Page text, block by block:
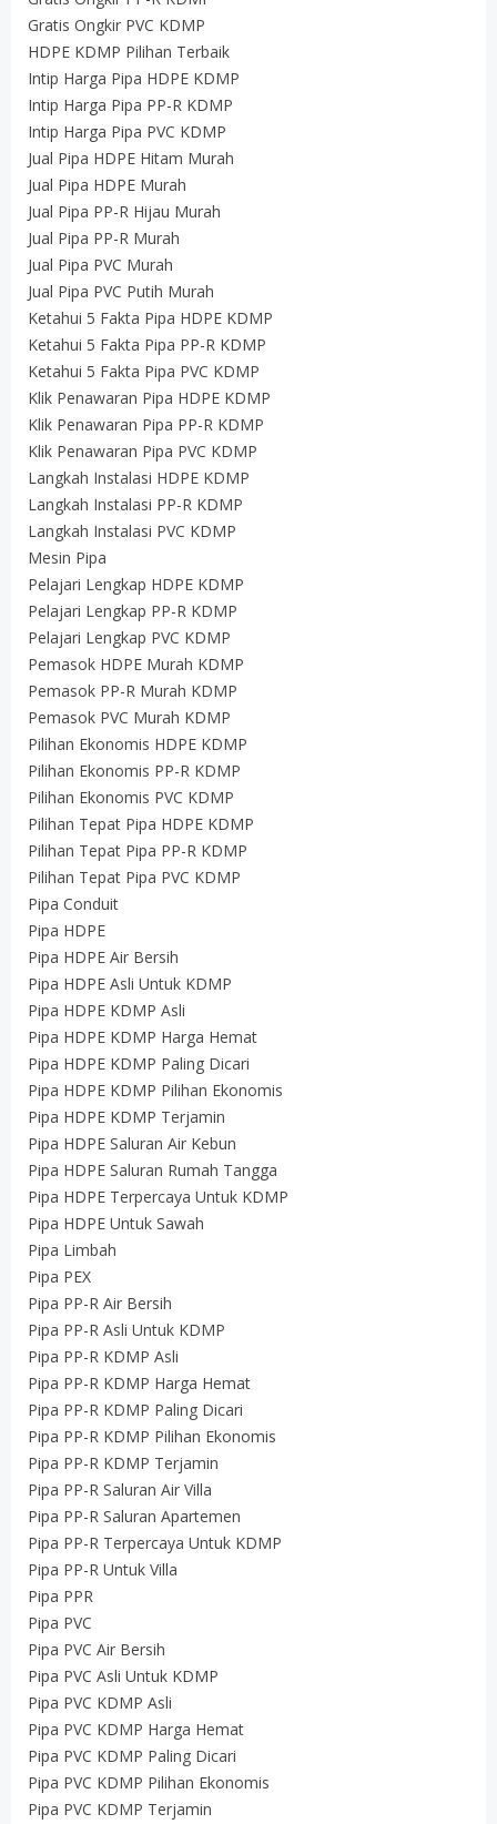
Gratis Ongkir PVC KDMP
HDPE KDMP Pilihan Terbaik
Intip Harga Pipa HDPE KDMP
Intip Harga Pipa PP-R KDMP
Intip Harga Pipa PVC KDMP
Jual Pipa HDPE Hitam Murah
Jual Pipa HDPE Murah
Jual Pipa PP-R Hijau Murah
Jual Pipa PP-R Murah
Jual Pipa PVC Murah
Jual Pipa PVC Putih Murah
Ketahui 5 Fakta Pipa HDPE KDMP
Ketahui 5 Fakta Pipa PP-R KDMP
Ketahui 5 Fakta Pipa PVC KDMP
Klik Penawaran Pipa HDPE KDMP
Klik Penawaran Pipa PP-R KDMP
Klik Penawaran Pipa PVC KDMP
Langkah Instalasi HDPE KDMP
Langkah Instalasi PP-R KDMP
Langkah Instalasi PVC KDMP
Mesin Pipa
Pelajari Lengkap HDPE KDMP
Pelajari Lengkap PP-R KDMP
Pelajari Lengkap PVC KDMP
Pemasok HDPE Murah KDMP
Pemasok PP-R Murah KDMP
Pemasok PVC Murah KDMP
Pilihan Ekonomis HDPE KDMP
Pilihan Ekonomis PP-R KDMP
Pilihan Ekonomis PVC KDMP
Pilihan Tepat Pipa HDPE KDMP
Pilihan Tepat Pipa PP-R KDMP
Pilihan Tepat Pipa PVC KDMP
Pipa Conduit
Pipa HDPE
Pipa HDPE Air Bersih
Pipa HDPE Asli Untuk KDMP
Pipa HDPE KDMP Asli
Pipa HDPE KDMP Harga Hemat
Pipa HDPE KDMP Paling Dicari
Pipa HDPE KDMP Pilihan Ekonomis
Pipa HDPE KDMP Terjamin
Pipa HDPE Saluran Air Kebun
Pipa HDPE Saluran Rumah Tangga
Pipa HDPE Terpercaya Untuk KDMP
Pipa HDPE Untuk Sawah
Pipa Limbah
Pipa PEX
Pipa PP-R Air Bersih
Pipa PP-R Asli Untuk KDMP
Pipa PP-R KDMP Asli
Pipa PP-R KDMP Harga Hemat
Pipa PP-R KDMP Paling Dicari
Pipa PP-R KDMP Pilihan Ekonomis
Pipa PP-R KDMP Terjamin
Pipa PP-R Saluran Air Villa
Pipa PP-R Saluran Apartemen
Pipa PP-R Terpercaya Untuk KDMP
Pipa PP-R Untuk Villa
Pipa PPR
Pipa PVC
Pipa PVC Air Bersih
Pipa PVC Asli Untuk KDMP
Pipa PVC KDMP Asli
Pipa PVC KDMP Harga Hemat
Pipa PVC KDMP Paling Dicari
Pipa PVC KDMP Pilihan Ekonomis
Pipa PVC KDMP Terjamin